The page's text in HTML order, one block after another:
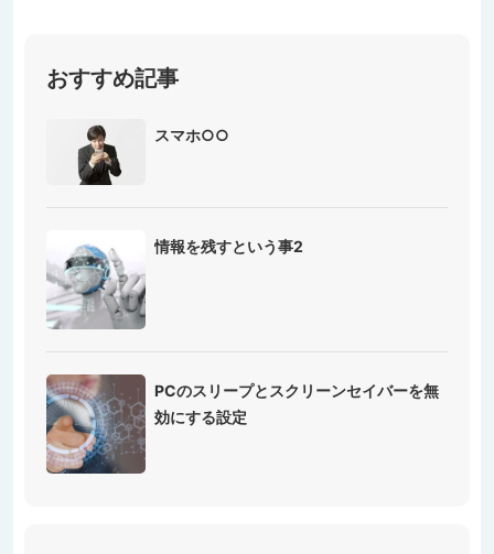
おすすめ記事
スマホ○○
情報を残すという事2
PCのスリープとスクリーンセイバーを無
効にする設定